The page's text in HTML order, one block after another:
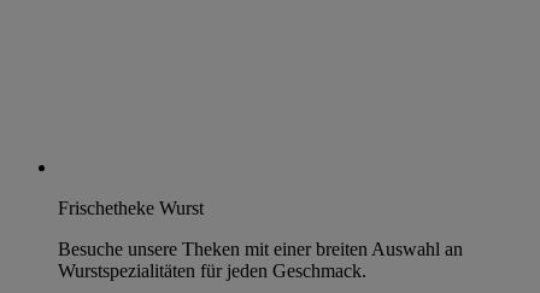
Frischetheke Wurst
Besuche unsere Theken mit einer breiten Auswahl an
Wurstspezialitäten für jeden Geschmack.